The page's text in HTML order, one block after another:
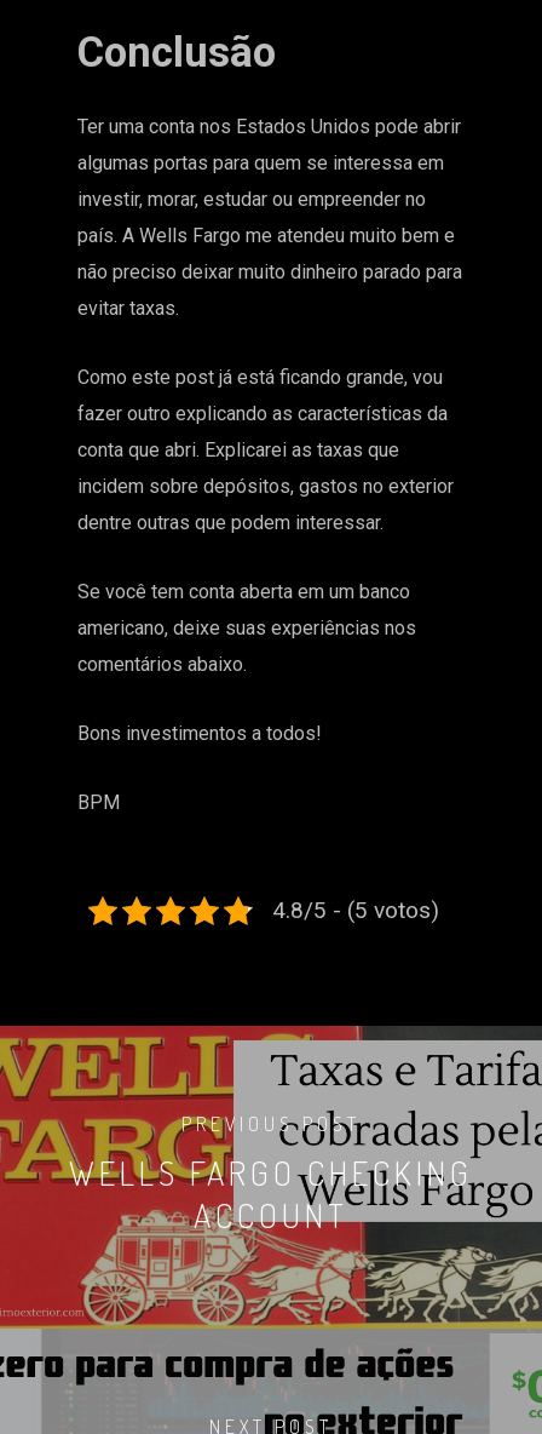
Conclusão
Ter uma conta nos Estados Unidos pode abrir
algumas portas para quem se interessa em
investir, morar, estudar ou empreender no
país. A Wells Fargo me atendeu muito bem e
não preciso deixar muito dinheiro parado para
evitar taxas.
Como este post já está ficando grande, vou
fazer outro explicando as características da
conta que abri. Explicarei as taxas que
incidem sobre depósitos, gastos no exterior
dentre outras que podem interessar.
Se você tem conta aberta em um banco
americano, deixe suas experiências nos
comentários abaixo.
Bons investimentos a todos!
BPM
4.8/5 - (5 votos)
PREVIOUS POST
WELLS FARGO CHECKING
ACCOUNT
NEXT POST